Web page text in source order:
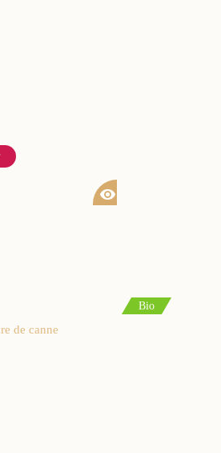
visibility
de canne
Bio